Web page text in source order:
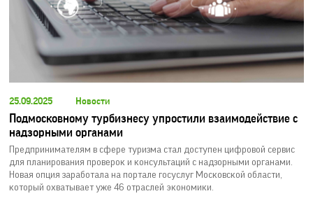
25.09.2025 Новости
Подмосковному турбизнесу упростили взаимодействие с
надзорными органами
Предпринимателям в сфере туризма стал доступен цифровой сервис
для планирования проверок и консультаций с надзорными органами.
Новая опция заработала на портале госуслуг Московской области,
который охватывает уже 46 отраслей экономики.